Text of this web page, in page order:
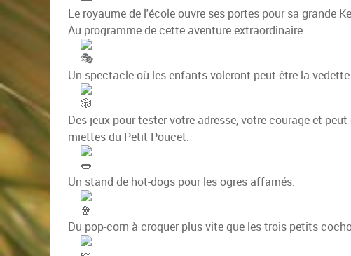
Le royaume de l'école ouvre ses portes pour sa grande
Au programme de cette aventure extraordinaire :
Un spectacle où les enfants voleront peut-être la
Des jeux pour tester votre adresse, votre courage et
miettes du Petit Poucet.
Un stand de hot-dogs pour les ogres affamés.
Du pop-corn à croquer plus vite que les trois petits